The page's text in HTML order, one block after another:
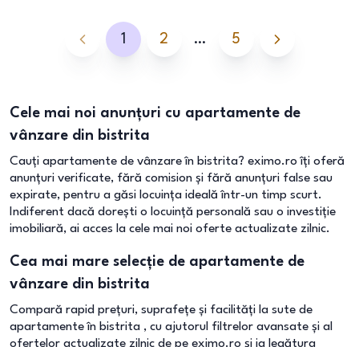
1 2 … 5
Cele mai noi anunțuri cu apartamente de
vânzare din bistrita
Cauți apartamente de vânzare în bistrita? eximo.ro îți oferă
anunțuri verificate, fără comision și fără anunțuri false sau
expirate, pentru a găsi locuința ideală într-un timp scurt.
Indiferent dacă dorești o locuință personală sau o investiție
imobiliară, ai acces la cele mai noi oferte actualizate zilnic.
Cea mai mare selecție de apartamente de
vânzare din bistrita
Compară rapid prețuri, suprafețe și facilități la sute de
apartamente în bistrita , cu ajutorul filtrelor avansate și al
ofertelor actualizate zilnic de pe eximo.ro și ia legătura